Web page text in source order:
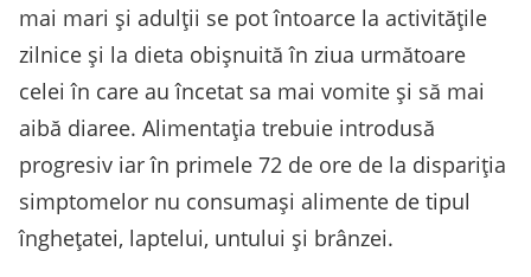
mai mari şi adulţii se pot întoarce la activităţile
zilnice şi la dieta obişnuită în ziua următoare
celei în care au încetat sa mai vomite şi să mai
aibă diaree. Alimentaţia trebuie introdusă
progresiv iar în primele 72 de ore de la dispariţia
simptomelor nu consumaşi alimente de tipul
îngheţatei, laptelui, untului şi brânzei.